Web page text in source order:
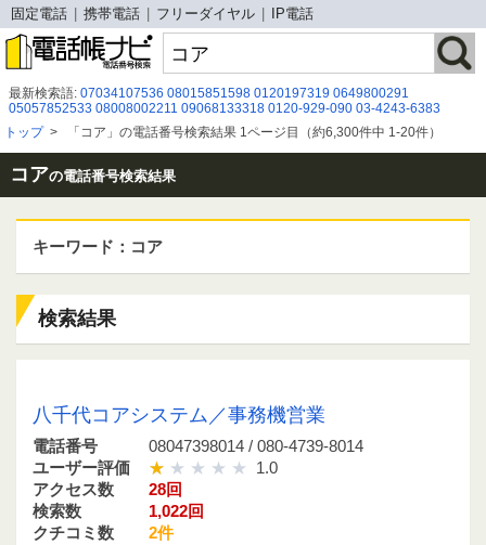
固定電話 携帯電話 フリーダイヤル IP電話
最新検索語: 07034107536 08015851598 0120197319 0649800291
05057852533 08008002211 09068133318 0120-929-090 03-4243-6383
08072346857
0671660351 08034491296 090 5043 2570
011-213-0483
0120467352 0120275200 0671782807 0586526135 0120472840
0120065363 050-3098-8475 08080479716 05030928665 0852-32-8050
05031522922
トップ> 「コア」の電話番号検索結果 1ページ目（約6,300件中 1-20件）
コアの電話番号検索結果
キーワード：コア
検索結果
八千代コアシステム／事務機営業
電話番号
08047398014 / 080-4739-8014
ユーザー評価
1.0
アクセス数
28回
検索数
1,022回
クチコミ数
2件